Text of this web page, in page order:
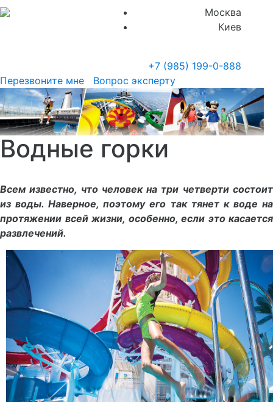
Москва
Киев
+7 (985) 199-0-888
Перезвоните мне
Вопрос эксперту
Водные горки
Всем известно, что человек на три четверти состоит
из воды. Наверное, поэтому его так тянет к воде на
протяжении всей жизни, особенно, если это касается
развлечений.